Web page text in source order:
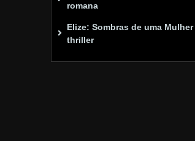
romana
Elize: Sombras de uma
thriller